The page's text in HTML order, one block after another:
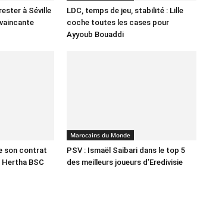
à Séville
LDC, temps de jeu, stabilité : Lille
coche toutes les cases pour
Ayyoub Bouaddi
son contrat
BSC
Marocains du Monde
PSV : Ismaël Saibari dans le top 5
des meilleurs joueurs d’Eredivisie